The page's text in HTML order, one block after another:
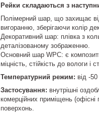
Рейки складаються з
Полімерний шар, що захищає
вигоранню, зберігаючи колір
Декоративний шар: плівка з
деталізованому зображенню.
Основний шар WPC: є
міцність, стійкість до вологи і
Температурний режим: від -
Застосування: внутрішні
комерційних приміщень
поверхонь.